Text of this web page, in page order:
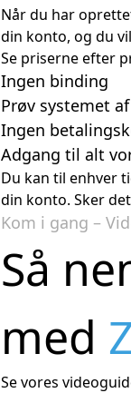
Når du har
din konto, og du
Se priserne efter
Ingen binding
Prøv systemet
Ingen
Adgang til alt
Du kan til enhver
din konto. Sker
Kom i gang –
Så
med
Se vores